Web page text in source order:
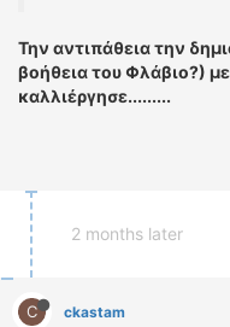
Την αντιπάθεια την
βοήθεια του Φλάβιο?)
καλλιέργησε.........
2 months later
C ckastam